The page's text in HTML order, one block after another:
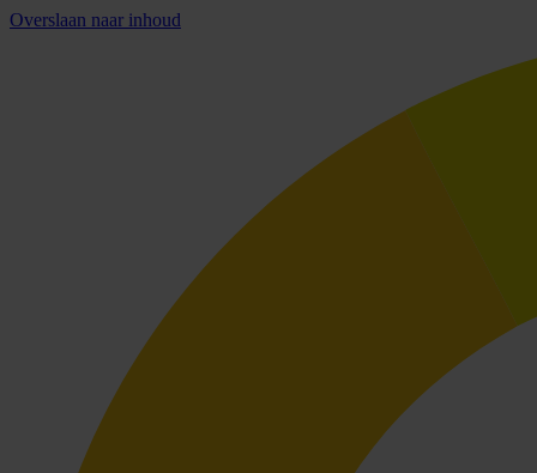
Overslaan naar inhoud